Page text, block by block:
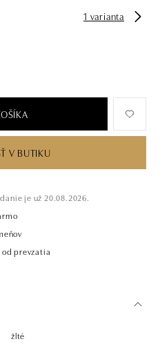
1 varianta
V BUTIKU
je už 20.08.2026.
prevzatia
žlté